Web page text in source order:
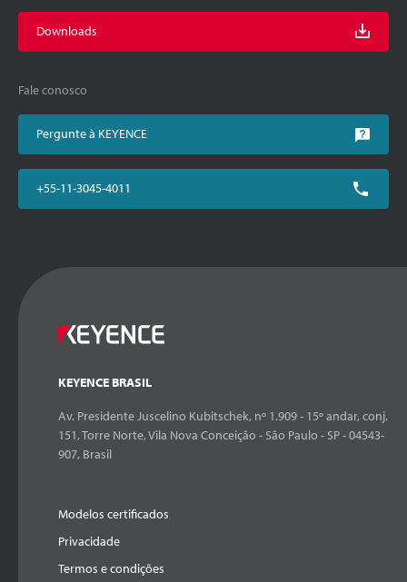
Downloads
Fale conosco
Pergunte à KEYENCE
+55-11-3045-4011
KEYENCE BRASIL
Av. Presidente Juscelino Kubitschek, nº 1.909 - 15º andar, conj.
151, Torre Norte, Vila Nova Conceição - São Paulo - SP - 04543-
907, Brasil
Modelos certificados
Privacidade
Termos e condições